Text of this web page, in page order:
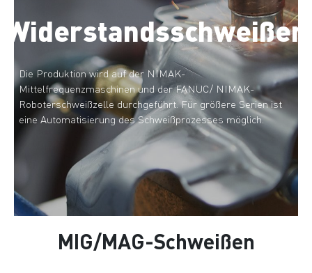
Widerstandsschweißen
Die Produktion wird auf der NIMAK-
Mittelfrequenzmaschinen und der FANUC/ NIMAK-
Roboterschweißzelle durchgeführt. Für größere Serien ist
eine Automatisierung des Schweißprozesses möglich.
MIG/MAG-Schweißen